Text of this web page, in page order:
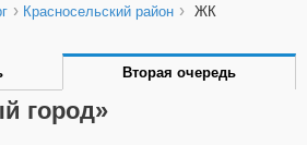
› Красносельский район › ЖК
Вторая очередь
город»